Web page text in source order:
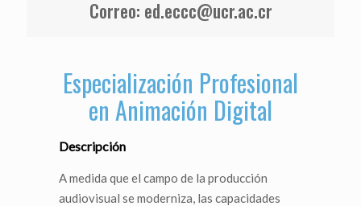
Correo: ed.eccc@ucr.ac.cr
Especialización Profesional
en Animación Digital
Descripción
A medida que el campo de la producción
audiovisual se moderniza, las capacidades